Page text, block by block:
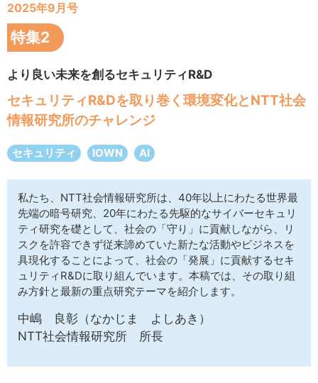
イベントカレンダー
問い合わせ
2025年9月号
特集2
より良い未来を創るセキュリティR&D
セキュリティR&Dを取り巻く環境変化とNTT社会
情報研究所のチャレンジ
セキュリティ IOWN AI
私たち、NTT社会情報研究所は、40年以上にわたる世界最
先端の暗号研究、20年にわたる先駆的なサイバーセキュリ
ティ研究を礎として、社会の「守り」に貢献しながら、リ
スクを許容できず従来諦めていた新たな活動やビジネスを
具現化することによって、社会の「発展」に貢献するセキ
ュリティR&Dに取り組んでいます。本稿では、その取り組
み方針と最新の重点研究テーマを紹介します。
中嶋 良彰（なかじま よしあき）
NTT社会情報研究所 所長